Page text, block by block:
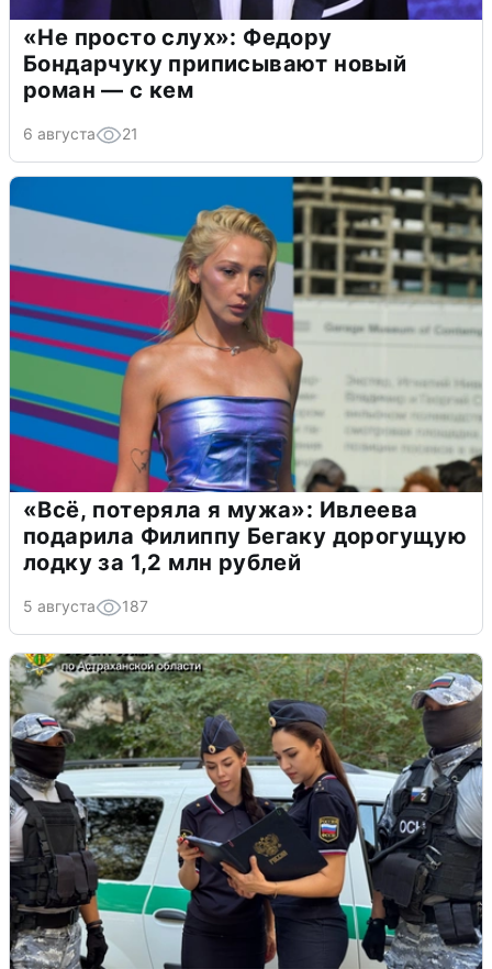
«Не просто слух»: Федору
Бондарчуку приписывают новый
роман — с кем
6 августа 21
«Всё, потеряла я мужа»: Ивлеева
подарила Филиппу Бегаку дорогущую
лодку за 1,2 млн рублей
5 августа 187